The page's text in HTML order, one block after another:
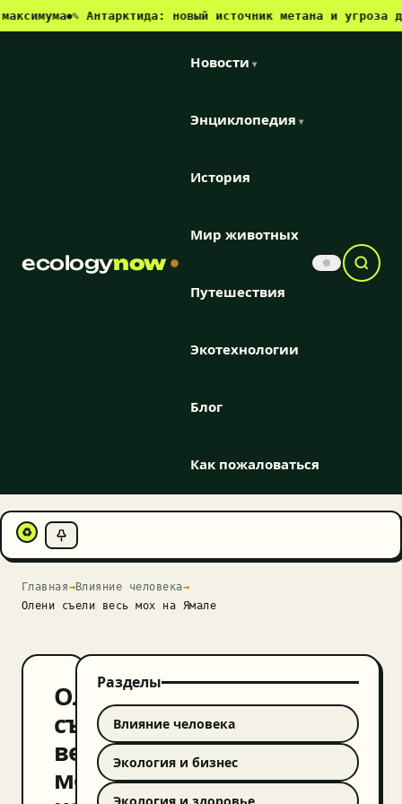
●✎ Антарктида: новый источник метана и угроза для
ecologynow
Новости ▾
Энциклопедия ▾
История
Мир животных
Путешествия
Экотехнологии
Блог
Как пожаловаться
♻
Главная→Влияние человека→
Олени съели весь мох на Ямале
Олени
съели
весь
мох
Разделы
Влияние человека
Экология и бизнес
Экология и здоровье